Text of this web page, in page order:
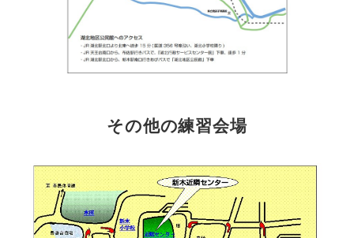
その他の練習会場